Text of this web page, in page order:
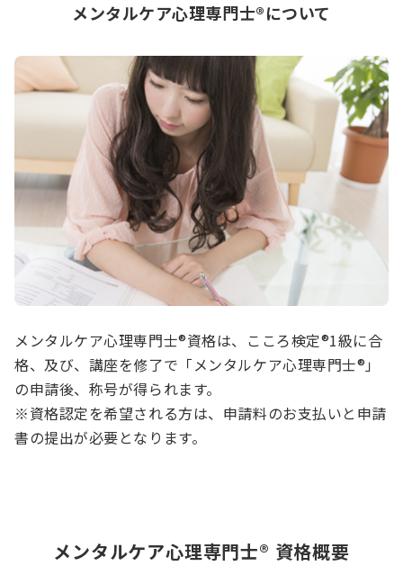
メンタルケア心理専門士®について
メンタルケア心理専門士®資格は、こころ検定®1級に合
格、及び、講座を修了で「メンタルケア心理専門士®」
の申請後、称号が得られます。
※資格認定を希望される方は、申請料のお支払いと申請
書の提出が必要となります。
メンタルケア心理専門士® 資格概要